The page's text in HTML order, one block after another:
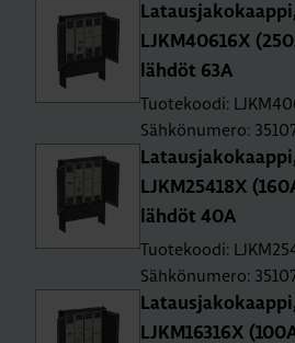
LJKM40616X
läh­döt 63A
Tuotekoodi:
Sähkönumero:
LJKM25418X
läh­döt 40A
Tuotekoodi:
Sähkönumero:
LJKM16316X